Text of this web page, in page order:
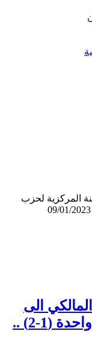
المركزية لحزب
الى
(1-2) ..